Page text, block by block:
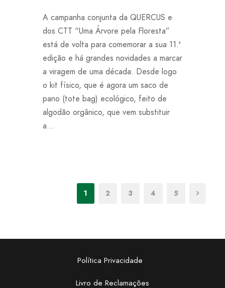
A campanha conjunta da QUERCUS e
dos CTT “Uma Árvore pela Floresta”
está de volta para comemorar a sua 11.ª
edição e há grandes novidades a marcar
a viragem de uma década. Desde logo
o kit físico, que é agora um saco de
pano (tote bag) ecológico, feito de
algodão orgânico, que vem substituir
a...
1 2 3 4 5
Política Privacidade
Livro de Reclamações